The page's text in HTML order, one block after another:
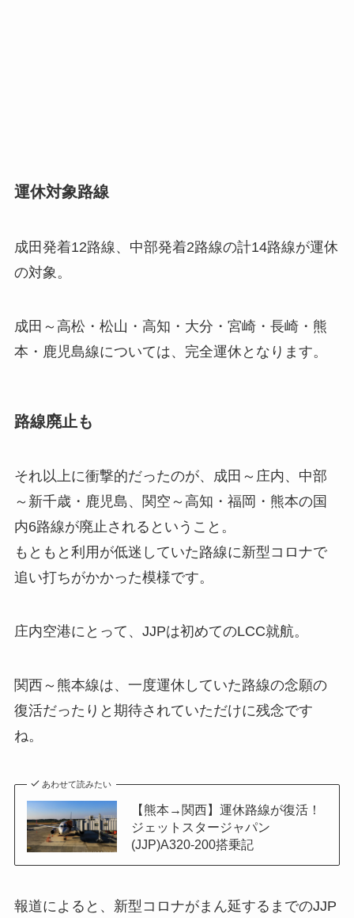
運休対象路線
成田発着12路線、中部発着2路線の計14路線が運休
の対象。
成田～高松・松山・高知・大分・宮崎・長崎・熊
本・鹿児島線については、完全運休となります。
路線廃止も
それ以上に衝撃的だったのが、成田～庄内、中部
～新千歳・鹿児島、関空～高知・福岡・熊本の国
内6路線が廃止されるということ。
もともと利用が低迷していた路線に新型コロナで
追い打ちがかかった模様です。
庄内空港にとって、JJPは初めてのLCC就航。
関西～熊本線は、一度運休していた路線の念願の
復活だったりと期待されていただけに残念です
ね。
あわせて読みたい
【熊本→関西】運休路線が復活！
ジェットスタージャパン
(JJP)A320-200搭乗記
報道によると、新型コロナがまん延するまでのJJP